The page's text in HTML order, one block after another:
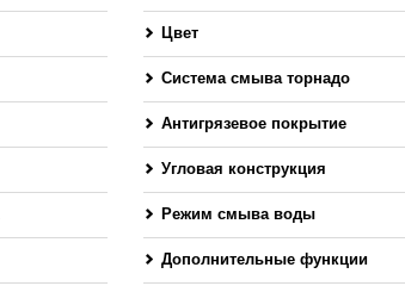
Цвет
Система смыва торнадо
Антигрязевое покрытие
Угловая конструкция
Режим смыва воды
Дополнительные функции